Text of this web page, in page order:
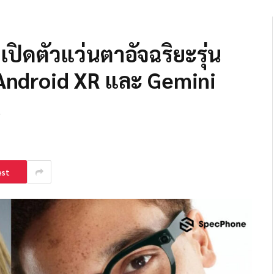
ปิดตัวแว่นตาอัจฉริยะรุ่น
XR และ Gemini